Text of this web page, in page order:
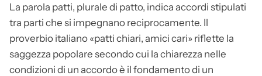
La parola patti, plurale di patto, indica accordi stipulati
tra parti che si impegnano reciprocamente. Il
proverbio italiano «patti chiari, amici cari» riflette la
saggezza popolare secondo cui la chiarezza nelle
condizioni di un accordo è il fondamento di un